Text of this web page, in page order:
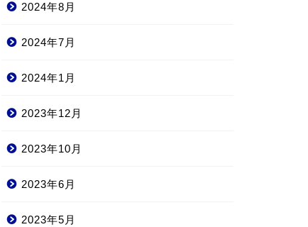
2024年8月
2024年7月
2024年1月
2023年12月
2023年10月
2023年6月
2023年5月